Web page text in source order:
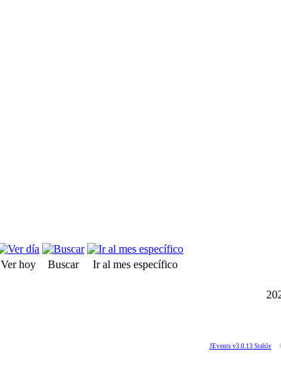
Ver hoy Buscar
Ir al mes específico
JEvents v3.0.13 Stable